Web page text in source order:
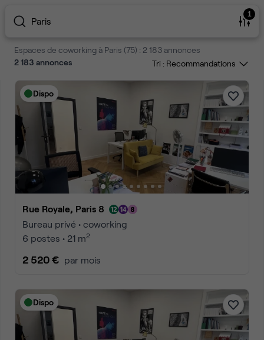
Paris
1
Espaces de coworking à Paris (75) : 2 183 annonces
2 183 annonces Tri :
Dispo
Rue Royale, Paris 8
Bureau privé • coworking
6 postes • 21 m2
2 520 € par mois
Dispo